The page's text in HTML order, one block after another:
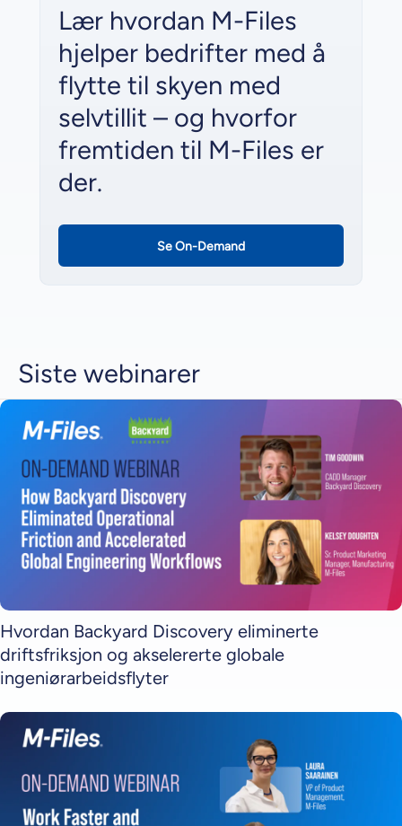
Lær hvordan M-Files
hjelper bedrifter med å
flytte til skyen med
selvtillit – og hvorfor
fremtiden til M-Files er
der.
Se On-Demand
Siste webinarer
Hvordan Backyard Discovery eliminerte
driftsfriksjon og akselererte globale
ingeniørarbeidsflyter